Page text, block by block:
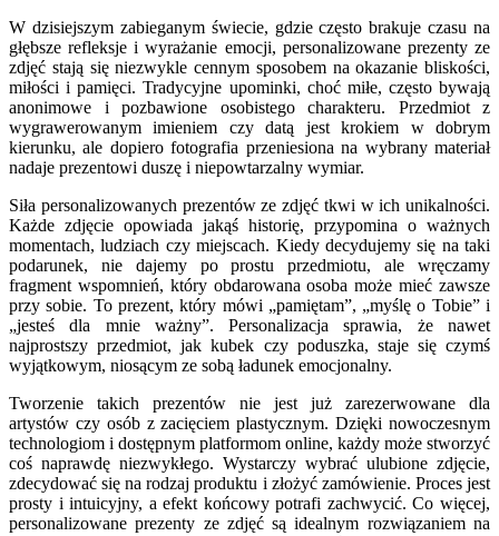
W dzisiejszym zabieganym świecie, gdzie często brakuje czasu na
głębsze refleksje i wyrażanie emocji, personalizowane prezenty ze
zdjęć stają się niezwykle cennym sposobem na okazanie bliskości,
miłości i pamięci. Tradycyjne upominki, choć miłe, często bywają
anonimowe i pozbawione osobistego charakteru. Przedmiot z
wygrawerowanym imieniem czy datą jest krokiem w dobrym
kierunku, ale dopiero fotografia przeniesiona na wybrany materiał
nadaje prezentowi duszę i niepowtarzalny wymiar.
Siła personalizowanych prezentów ze zdjęć tkwi w ich unikalności.
Każde zdjęcie opowiada jakąś historię, przypomina o ważnych
momentach, ludziach czy miejscach. Kiedy decydujemy się na taki
podarunek, nie dajemy po prostu przedmiotu, ale wręczamy
fragment wspomnień, który obdarowana osoba może mieć zawsze
przy sobie. To prezent, który mówi „pamiętam”, „myślę o Tobie” i
„jesteś dla mnie ważny”. Personalizacja sprawia, że nawet
najprostszy przedmiot, jak kubek czy poduszka, staje się czymś
wyjątkowym, niosącym ze sobą ładunek emocjonalny.
Tworzenie takich prezentów nie jest już zarezerwowane dla
artystów czy osób z zacięciem plastycznym. Dzięki nowoczesnym
technologiom i dostępnym platformom online, każdy może stworzyć
coś naprawdę niezwykłego. Wystarczy wybrać ulubione zdjęcie,
zdecydować się na rodzaj produktu i złożyć zamówienie. Proces jest
prosty i intuicyjny, a efekt końcowy potrafi zachwycić. Co więcej,
personalizowane prezenty ze zdjęć są idealnym rozwiązaniem na